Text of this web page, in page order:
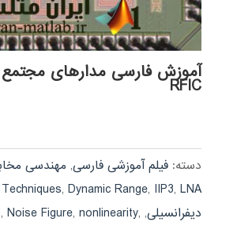
آموزش فارسی مدارهای مجتمع
RFIC
دسته: فیلم آموزشی فارسی, مهندسی
,Dynamic Range, IIP3,LNA
دیفرانسیلی,
,Noise Figure,nonlinearity,